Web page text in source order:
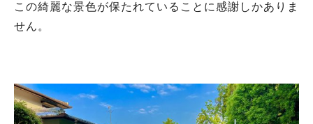
この綺麗な景色が保たれていることに感謝しかありま
せん。